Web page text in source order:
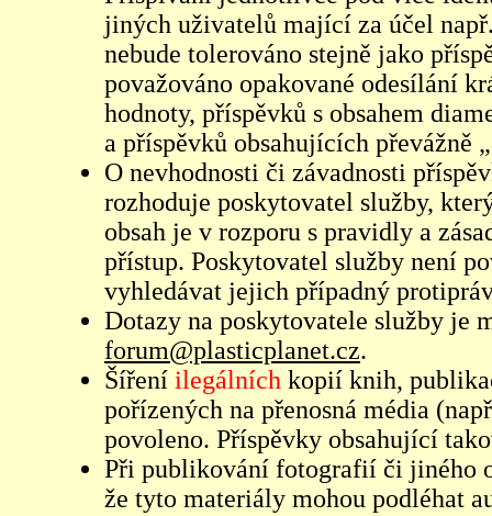
jiných uživatelů mající za účel
nebude tolerováno stejně jako
považováno opakované odesílání
hodnoty, příspěvků s obsahem
a příspěvků obsahujících převážně
O nevhodnosti či závadnosti
rozhoduje poskytovatel služby,
obsah je v rozporu s pravidly a
přístup. Poskytovatel služby není
vyhledávat jejich případný
Dotazy na poskytovatele služby je
forum@plasticplanet.cz.
Šíření ilegálních kopií knih,
pořízených na přenosná média
povoleno. Příspěvky obsahující
Při publikování fotografií či jiného
že tyto materiály mohou podléhat